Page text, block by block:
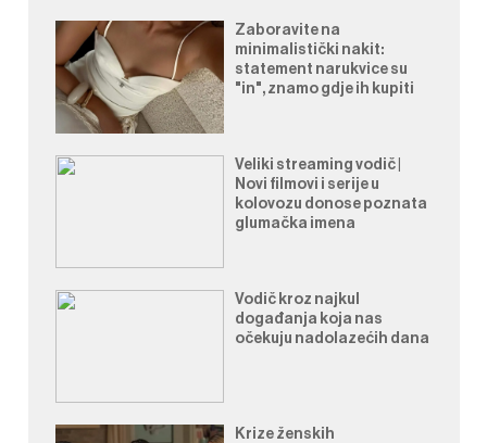
Zaboravite na
minimalistički nakit:
statement narukvice su
"in", znamo gdje ih kupiti
Veliki streaming vodič |
Novi filmovi i serije u
kolovozu donose poznata
glumačka imena
Vodič kroz najkul
događanja koja nas
očekuju nadolazećih dana
Krize ženskih